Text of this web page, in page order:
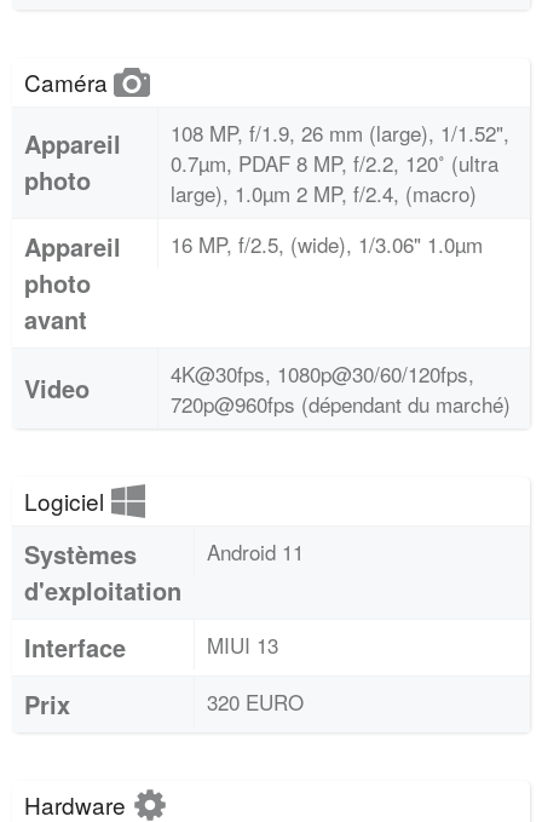
Caméra
Appareil
photo
108 MP, f/1.9, 26 mm (large), 1/1.52",
0.7µm, PDAF 8 MP, f/2.2, 120˚ (ultra
large), 1.0µm 2 MP, f/2.4, (macro)
Appareil
photo
avant
16 MP, f/2.5, (wide), 1/3.06" 1.0µm
Video
4K@30fps, 1080p@30/60/120fps,
720p@960fps (dépendant du marché)
Logiciel
Systèmes
d'exploitation
Android 11
Interface MIUI 13
Prix 320 EURO
Hardware